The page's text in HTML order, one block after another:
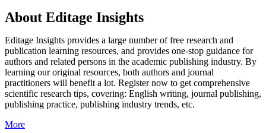
About Editage Insights
Editage Insights provides a large number of free research and
publication learning resources, and provides one-stop guidance for
authors and related persons in the academic publishing industry. By
learning our original resources, both authors and journal
practitioners will benefit a lot. Register now to get comprehensive
scientific research tips, covering: English writing, journal publishing,
publishing practice, publishing industry trends, etc.
More